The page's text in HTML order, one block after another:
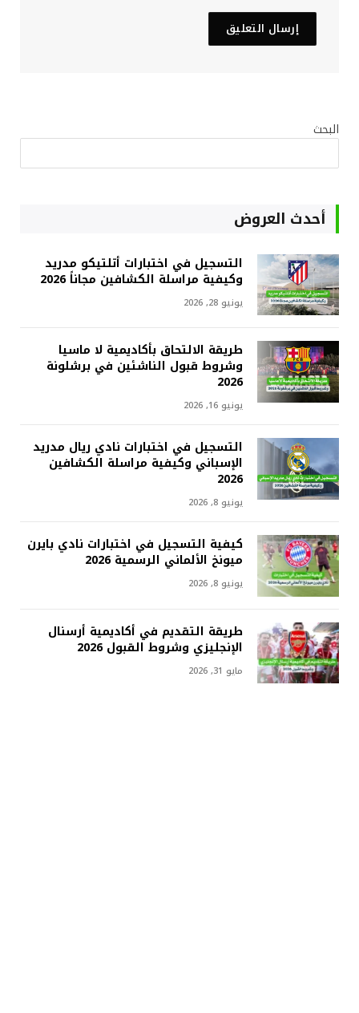
البحث
أحدث العروض
التسجيل في اختبارات أتلتيكو مدريد
وكيفية مراسلة الكشافين مجاناً 2026
يونيو 28, 2026
طريقة الالتحاق بأكاديمية لا ماسيا
وشروط قبول الناشئين في برشلونة
2026
يونيو 16, 2026
التسجيل في اختبارات نادي ريال مدريد
الإسباني وكيفية مراسلة الكشافين
2026
يونيو 8, 2026
كيفية التسجيل في اختبارات نادي بايرن
ميونخ الألماني الرسمية 2026
يونيو 8, 2026
طريقة التقديم في أكاديمية أرسنال
الإنجليزي وشروط القبول 2026
مايو 31, 2026